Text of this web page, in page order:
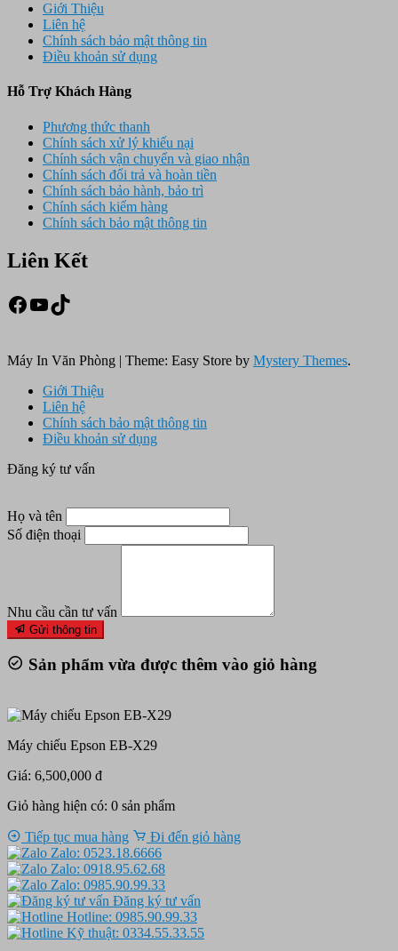
Giới Thiệu
Liên hệ
Chính sách bảo mật thông tin
Điều khoản sử dụng
Hỗ Trợ Khách Hàng
Phương thức thanh
Chính sách xử lý khiếu nại
Chính sách vận chuyển và giao nhận
Chính sách đổi trả và hoàn tiền
Chính sách bảo hành, bảo trì
Chính sách kiểm hàng
Chính sách bảo mật thông tin
Liên Kết
Facebook
Youtube
TikTok
Máy In Văn Phòng | Theme: Easy Store by Mystery Themes.
Giới Thiệu
Liên hệ
Chính sách bảo mật thông tin
Điều khoản sử dụng
Đăng ký tư vấn
Họ và tên
Số điện thoại
Nhu cầu cần tư vấn
Gửi thông tin
Sản phẩm vừa được thêm vào giỏ hàng
Máy chiếu Epson EB-X29
Giá: 6,500,000 đ
Giỏ hàng hiện có: 0 sản phẩm
Tiếp tục mua hàng
Đi đến giỏ hàng
Zalo: 0523.18.6666
Zalo: 0918.95.62.68
Zalo: 0985.90.99.33
Đăng ký tư vấn
Hotline: 0985.90.99.33
Kỹ thuật: 0334.55.33.55